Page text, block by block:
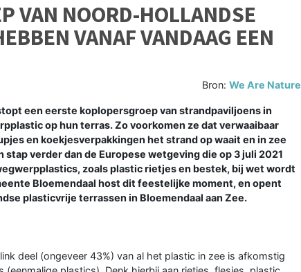
VAN NOORD-HOLLANDSE
VANAF VANDAAG EEN
Bron:We Are Nature
een eerste koplopersgroep van strandpaviljoens in
op hun terras. Zo voorkomen ze dat verwaaibaar
en koekjesverpakkingen het strand op waait en in zee
verder dan de Europese wetgeving die op 3 juli 2021
zoals plastic rietjes en bestek, bij wet wordt
Bloemendaal host dit feestelijke moment, en opent
plasticvrije terrassen in Bloemendaal aan Zee.
deel (ongeveer 43%) van al het plastic in zee is afkomstig